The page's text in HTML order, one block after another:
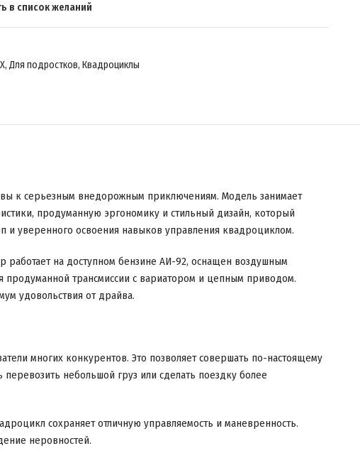
в список желаний
, Для подростков, Квадроциклы
к серьезным внедорожным приключениям. Модель занимает
продуманную эргономику и стильный дизайн, который
и уверенного освоения навыков управления квадроциклом.
работает на доступном бензине АИ-92, оснащен воздушным
продуманной трансмиссии с вариатором и цепным приводом.
удовольствия от драйва.
многих конкурентов. Это позволяет совершать по-настоящему
небольшой груз или сделать поездку более
сохраняет отличную управляемость и маневренность.
неровностей.